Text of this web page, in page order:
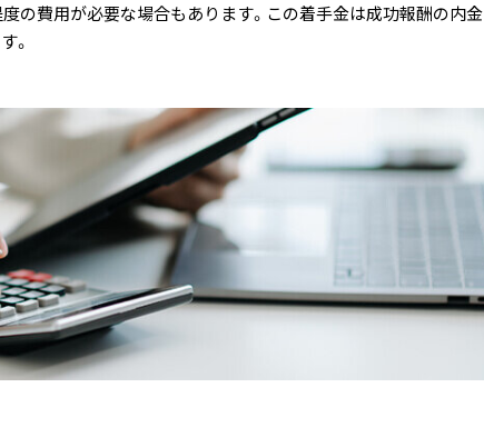
の費用が必要な場合もあります。この着手金は成功報酬の内金
。